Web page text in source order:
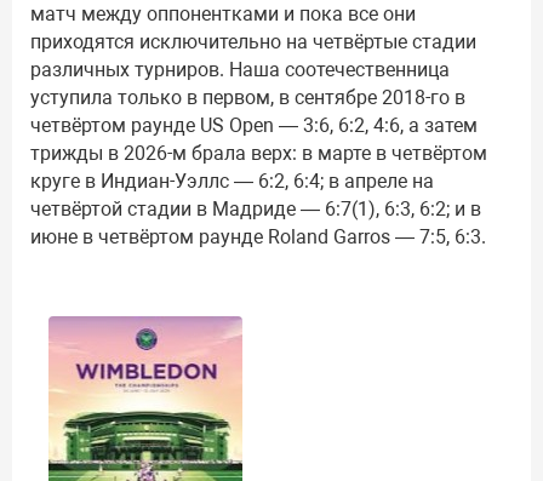
матч между оппонентками и пока все они
приходятся исключительно на четвёртые стадии
различных турниров. Наша соотечественница
уступила только в первом, в сентябре 2018-го в
четвёртом раунде US Open — 3:6, 6:2, 4:6, а затем
трижды в 2026-м брала верх: в марте в четвёртом
круге в Индиан-Уэллс — 6:2, 6:4; в апреле на
четвёртой стадии в Мадриде — 6:7(1), 6:3, 6:2; и в
июне в четвёртом раунде Roland Garros — 7:5, 6:3.